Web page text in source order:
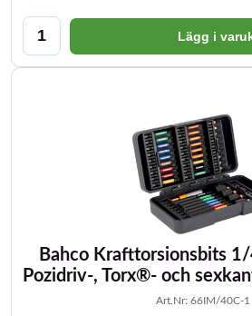
Lägg i
Bahco Krafttorsionsbits
Pozidriv-, Torx®- och
Art.Nr: 66IM/40C-1